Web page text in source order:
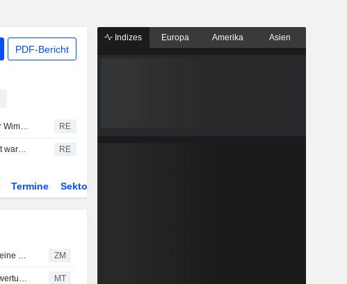
PDF-Bericht
Britischer Hausbauer Taylor Wimpey spürt den anhaltenden Abschwung am Wohnungsmarkt RE
Großbritanniens Henry Boot warnt erneut vor Gewinnrückgang: Iran-Krieg und innenpolitische Nervosität belasten Verkäufe RE
Termine Sektor
BERKELEY GROUP HOLDINGS PLC : Sadif Investment Analytics senkt seine Verkaufsbewertung ZM
Berenberg stuft Berkeley Group angesichts „weniger überzeugender“ Bewertung und begrenzten Aufwärtspotenzials auf Hold herab MT
Indizes Europa Amerika Asien